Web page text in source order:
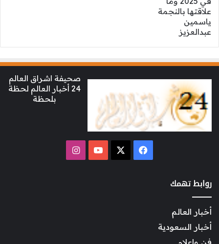
صحيفة اشراق العالم
24 أخبار العالم لحظة
بلحظة
فيسبوك ‫YouTubeانستقرام
روابط تهمك
أخبار العالم
أخبار السعودية
فن وإعلام